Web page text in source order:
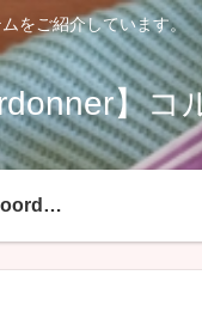
をご紹介しています。
】コ
【運営者情報】coordonnerコルドネールへようこそ